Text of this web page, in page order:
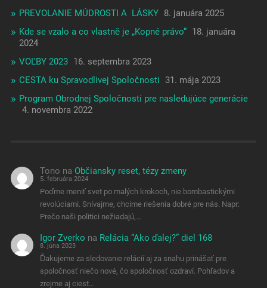
PREVOLANIE MÚDROSTI A LÁSKY 8. januára 2025
Kde se vzalo a co vlastně je „Kopné právo“ 18. januára
2024
VOĽBY 2023 16. septembra 2023
CESTA ku Spravodlivej Spoločnosti 31. mája 2023
Program Obrodnej Spoločnosti pre nasledujúce generácie
4. novembra 2022
Tono na Občiansky reset, tézy zmeny
5. februára 2024
Poďme meniť svet po malých krokoch, nie bombastickými
revolúciami. Snívajme, chcime riešenia dobré pre nás. Napr:
Prečo naši politici nežiadajú,…
Igor Zverko na Relácia “Ako ďalej?” diel 168
8. júna 2023
Ďakujeme za sledovanie relácií aj za snahu prinášať pre
spoločnosť niečo nové, čo spoločnosť ozdraví. Pohľadov a
zrejme aj ciest…